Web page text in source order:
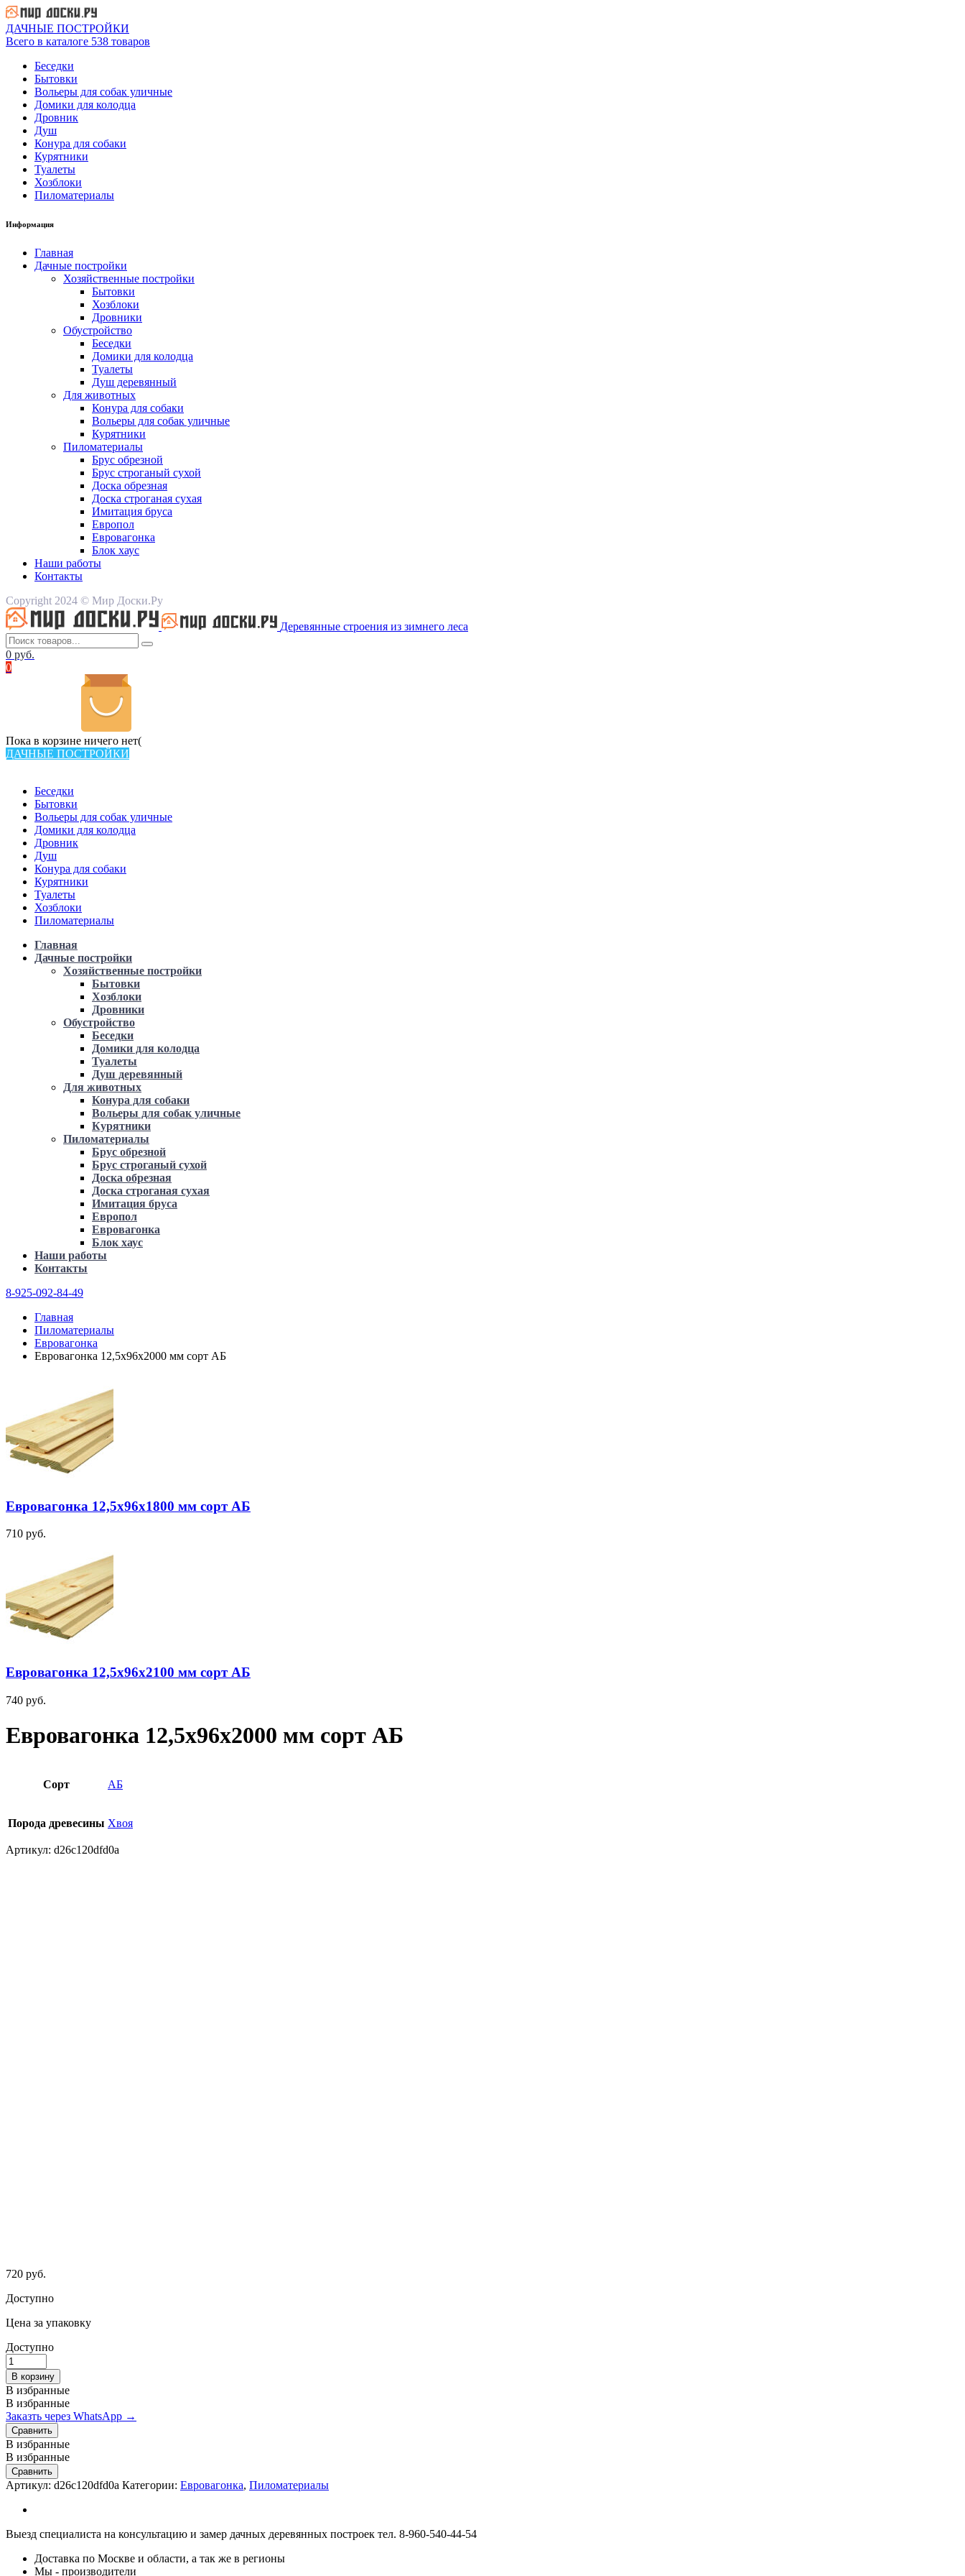
ДАЧНЫЕ ПОСТРОЙКИ
Всего в каталоге 538 товаров
Беседки
Бытовки
Вольеры для собак уличные
Домики для колодца
Дровник
Душ
Конура для собаки
Курятники
Туалеты
Хозблоки
Пиломатериалы
Информация
Главная
Дачные постройки
Хозяйственные постройки
Бытовки
Хозблоки
Дровники
Обустройство
Беседки
Домики для колодца
Туалеты
Душ деревянный
Для животных
Конура для собаки
Вольеры для собак уличные
Курятники
Пиломатериалы
Брус обрезной
Брус строганый сухой
Доска обрезная
Доска строганая сухая
Имитация бруса
Европол
Евровагонка
Блок хаус
Наши работы
Контакты
Copyright 2024 © Мир Доски.Ру
Деревянные строения из зимнего леса
0 руб.
0
Пока в корзине ничего нет(
ДАЧНЫЕ ПОСТРОЙКИ
Беседки
Бытовки
Вольеры для собак уличные
Домики для колодца
Дровник
Душ
Конура для собаки
Курятники
Туалеты
Хозблоки
Пиломатериалы
Главная
Дачные постройки
Хозяйственные постройки
Бытовки
Хозблоки
Дровники
Обустройство
Беседки
Домики для колодца
Туалеты
Душ деревянный
Для животных
Конура для собаки
Вольеры для собак уличные
Курятники
Пиломатериалы
Брус обрезной
Брус строганый сухой
Доска обрезная
Доска строганая сухая
Имитация бруса
Европол
Евровагонка
Блок хаус
Наши работы
Контакты
8-925-092-84-49
Главная
Пиломатериалы
Евровагонка
Евровагонка 12,5х96х2000 мм сорт АБ
Евровагонка 12,5х96х1800 мм сорт АБ
710 руб.
Евровагонка 12,5х96х2100 мм сорт АБ
740 руб.
Евровагонка 12,5х96х2000 мм сорт АБ
Сорт АБ
Порода древесины Хвоя
Артикул: d26c120dfd0a
720 руб.
Доступно
Цена за упаковку
Доступно
Евровагонка
12,5х96х2000
мм
сорт
АБ
quantity
В корзину
В избранные
В избранные
Заказть через WhatsApp →
Сравнить
В избранные
В избранные
Сравнить
Артикул: d26c120dfd0a Категории: Евровагонка, Пиломатериалы
Выезд специалиста на консультацию и замер дачных деревянных построек тел. 8-960-540-44-54
Доставка по Москве и области, а так же в регионы
Мы - производители